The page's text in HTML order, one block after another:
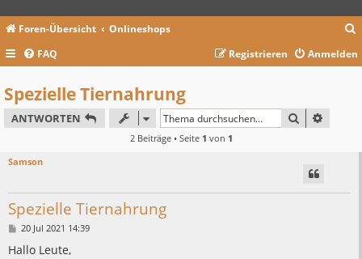
Foren-Übersicht Onlineshops
c
FAQ Anmelden
Registrieren
Spezielle Tiernahrung
ANTWORTEN SUCHE
2 Beiträge • Seite 1 von 1
Samson
Spezielle Tiernahrung
B
i
20 Jul 2021 14:39
Hallo Leute,